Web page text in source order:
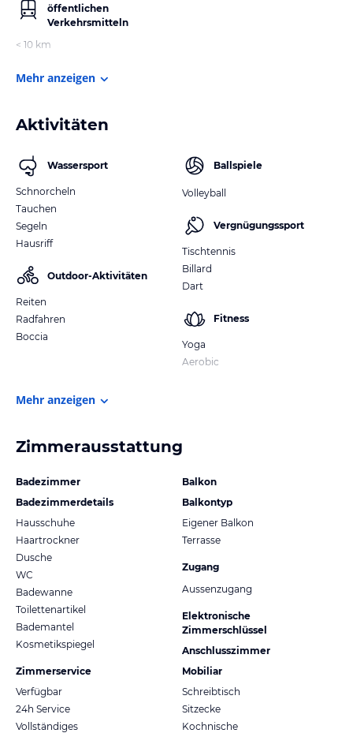
öffentlichen
Verkehrsmitteln
< 10 km
Mehr anzeigen
Aktivitäten
Wassersport
Schnorcheln
Tauchen
Segeln
Hausriff
Outdoor-Aktivitäten
Reiten
Radfahren
Boccia
Ballspiele
Volleyball
Vergnügungssport
Tischtennis
Billard
Dart
Fitness
Yoga
Aerobic
Mehr anzeigen
Zimmerausstattung
Badezimmer
Badezimmerdetails
Hausschuhe
Haartrockner
Dusche
WC
Badewanne
Toilettenartikel
Bademantel
Kosmetikspiegel
Zimmerservice
Verfügbar
24h Service
Vollständiges
Balkon
Balkontyp
Eigener Balkon
Terrasse
Zugang
Aussenzugang
Elektronische
Zimmerschlüssel
Anschlusszimmer
Mobiliar
Schreibtisch
Sitzecke
Kochnische